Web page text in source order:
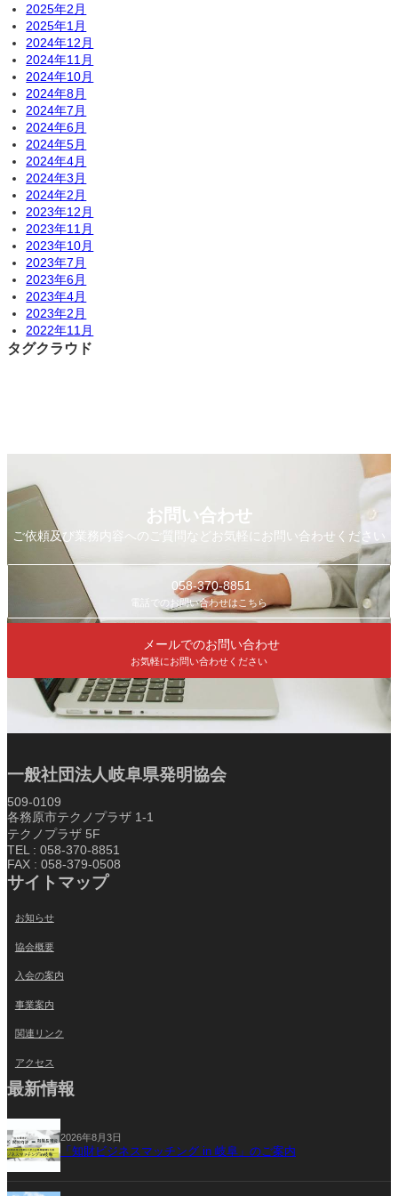
2025年2月
2025年1月
2024年12月
2024年11月
2024年10月
2024年8月
2024年7月
2024年6月
2024年5月
2024年4月
2024年3月
2024年2月
2023年12月
2023年11月
2023年10月
2023年7月
2023年6月
2023年4月
2023年2月
2022年11月
タグクラウド
お問い合わせ
ご依頼及び業務内容へのご質問などお気軽にお問い合わせください
058-370-8851
電話でのお問い合わせはこちら
メールでのお問い合わせ
お気軽にお問い合わせください
一般社団法人岐阜県発明協会
509-0109
各務原市テクノプラザ 1-1
テクノプラザ 5F
TEL : 058-370-8851
FAX : 058-379-0508
サイトマップ
お知らせ
協会概要
入会の案内
事業案内
関連リンク
アクセス
最新情報
2026年8月3日
「知財ビジネスマッチング in 岐阜」のご案内